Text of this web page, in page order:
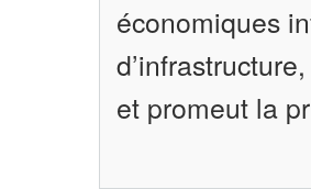
économiques
et promeut la